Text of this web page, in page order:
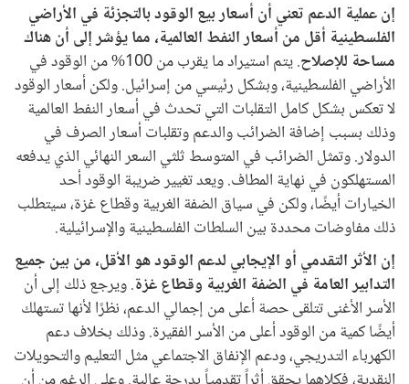
إن عملية الدعم تعني أن أسعار بيع الوقود بالتجزئة في الأراضي
الفلسطينية أقل من أسعار النفط العالمية، مما يؤشر إلى أن هناك
مساحة للإصلاح
. يتم استيراد ما يقرب من 100% من الوقود في
الأراضي الفلسطينية، وبشكل رئيسي من إسرائيل. ولكن أسعار الوقود
لا تعكس بشكل كامل التقلبات التي تحدث في أسعار النفط العالمية
وذلك بسبب إضافة الضرائب والدعم وتقلبات أسعار الصرف في
الدولار. وتمثل الضرائب في المتوسط ثلثي السعر النهائي الذي يدفعه
المستهلكون في نهاية المطاف. ويعد تغيير ضريبة الوقود أحد
الخيارات أيضًا، ولكن في سياق الضفة الغربية وقطاع غزة، سيتطلب
ذلك مفاوضات محددة بين السلطات الفلسطينية والإسرائيلية.
إن الأثر التقدمي أو الإيجابي لدعم الوقود هو الأقل، من بين جميع
التدابير العامة في الضفة الغربية وقطاع غزة. ويرجع ذلك إلى أن
الأسر الأغنى تتلقى حصة أعلى من إجمالي الدعم، نظرًا لأنها تستهلك
أيضًا كمية من الوقود أعلى من الأسر الفقيرة. وذلك بخلاف دعم
الكهرباء التدريجي، ودعم الإنفاق الاجتماعي مثل التعليم والتحويلات